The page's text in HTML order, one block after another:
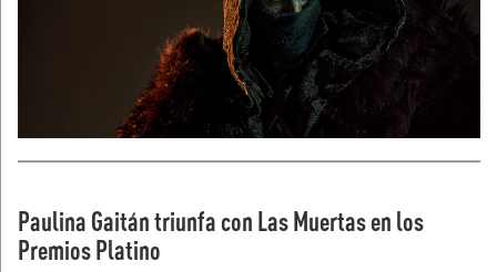
Paulina Gaitán triunfa con Las Muertas en los
Premios Platino